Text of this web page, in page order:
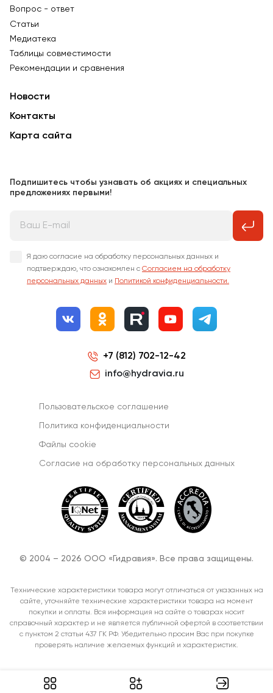
Вопрос - ответ
Статьи
Медиатека
Таблицы совместимости
Рекомендации и сравнения
Новости
Контакты
Карта сайта
Подпишитесь чтобы узнавать об акциях и специальных
предложениях первыми!
Я даю согласие на обработку персональных данных и
подтверждаю, что ознакомлен с Согласием на обработку
персональных данных и Политикой конфиденциальности.
+7 (812) 702-12-42
info@hydravia.ru
Пользовательское соглашение
Политика конфиденциальности
Файлы cookie
Согласиe на обработку персональных данных
© 2004 – 2026 ООО «Гидравия». Все права защищены.
Технические характеристики товара могут отличаться от указанных на
сайте, уточняйте технические характеристики товара на момент
покупки и оплаты. Вся информация на сайте о товарах носит
справочный характер и не является публичной офертой в соответствии
с пунктом 2 статьи 437 ГК РФ. Убедительно просим Вас при покупке
проверять наличие желаемых функций и характеристик.